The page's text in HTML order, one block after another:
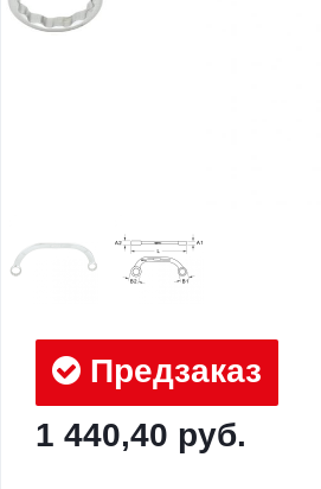
Предзаказ
1 440,40 руб.